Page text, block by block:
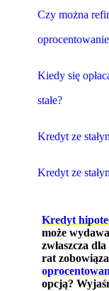
Czy można
Kiedy się
stałe?
Kredyt ze
Kredyt ze
Kredyt
może
zwłaszcza
rat
opcją?